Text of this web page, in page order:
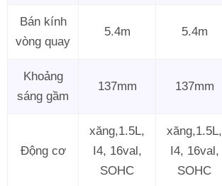
Bán kính
vòng quay
5.4m 5.4m
Khoảng
sáng gầm
137mm 137mm
Động cơ
xăng,1.5L,
I4, 16val,
SOHC
xăng,1.5L,
I4, 16val,
SOHC